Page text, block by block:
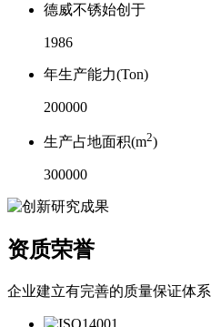
德威不锈始创于
1986
年生产能力(Ton)
200000
生产占地面积(m2)
300000
资质荣誉
企业建立有完善的质量保证体系